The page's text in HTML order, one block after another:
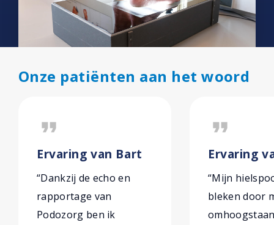
Onze patiënten aan het woord
format_quote
Ervaring van Bart
“Dankzij de echo en
rapportage van
Podozorg ben ik
format_quote
Ervaring
“Mijn
bleken door